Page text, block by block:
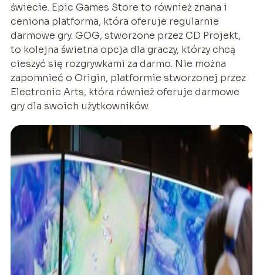
świecie. Epic Games Store to również znana i
ceniona platforma, która oferuje regularnie
darmowe gry. GOG, stworzone przez CD Projekt,
to kolejna świetna opcja dla graczy, którzy chcą
cieszyć się rozgrywkami za darmo. Nie można
zapomnieć o Origin, platformie stworzonej przez
Electronic Arts, która również oferuje darmowe
gry dla swoich użytkowników.